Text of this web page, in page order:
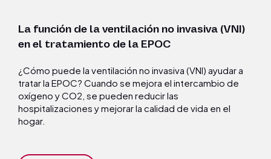
La función de la ventilación no invasiva (VNI)
en el tratamiento de la EPOC
¿Cómo puede la ventilación no invasiva (VNI) ayudar a
tratar la EPOC? Cuando se mejora el intercambio de
oxígeno y CO2, se pueden reducir las
hospitalizaciones y mejorar la calidad de vida en el
hogar.